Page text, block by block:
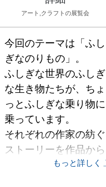
アート,クラフト の展覧会
今回のテーマは「ふし
ぎなのりもの」。
ふしぎな世界のふしぎ
な生き物たちが、ちょ
っとふしぎな乗り物に
乗っています。
それぞれの作家の紡ぐ
ストーリーを作品から
感じながらお楽しみく
もっと詳しく